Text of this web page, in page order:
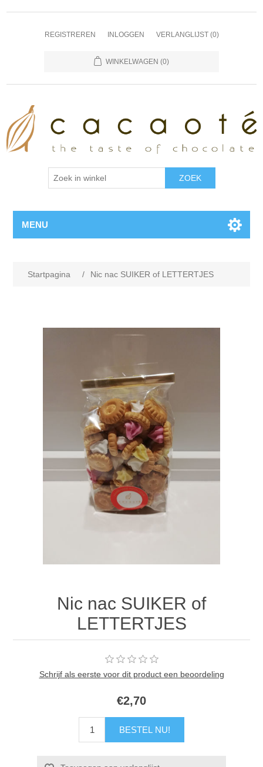
REGISTREREN INLOGGEN VERLANGLIJST (0)
WINKELWAGEN (0)
MENU
Startpagina / Nic nac SUIKER of LETTERTJES
Nic nac SUIKER of
LETTERTJES
Schrijf als eerste voor dit product een beoordeling
€2,70